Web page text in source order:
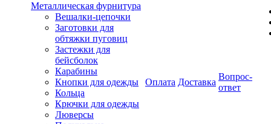
Металлическая фурнитура
Вешалки-цепочки
Заготовки для
обтяжки пуговиц
Застежки для
бейсболок
Карабины
Кнопки для одежды
Кольца
Крючки для одежды
Люверсы
Оплата Доставка
Вопрос-
ответ